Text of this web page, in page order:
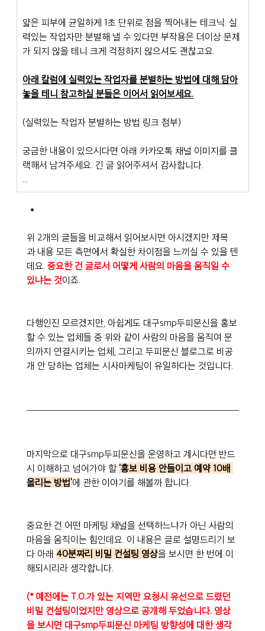
얇은 피부에 균일하게 1초 단위로 점을 찍어내는 테크닉. 실
력있는 작업자만 분별해 낼 수 있다면 부작용은 더이상 문제
가 되지 않을 테니 크게 걱정하지 않으셔도 괜찮고요.
아래 칼럼에 실력있는 작업자를 분별하는 방법에 대해 담아
놓을 테니 참고하실 분들은 이어서 읽어보세요.
(실력있는 작업자 분별하는 방법 링크 첨부)
궁금한 내용이 있으시다면 아래 카카오톡 채널 이미지를 클
랙해서 남겨주세요. 긴 글 읽어주셔서 감사합니다.
위 2개의 글들을 비교해서 읽어보시면 아시겠지만 제목
과 내용 모든 측면에서 확실한 차이점을 느끼실 수 있을 텐
데요. 중요한 건 글로서 어떻게 사람의 마음을 움직일 수
있냐는 것이죠.
다행인진 모르겠지만, 아쉽게도 대구smp두피문신을 홍보
할 수 있는 업체들 중 위와 같이 사람의 마음을 움직여 문
의까지 연결시키는 업체, 그리고 두피문신 블로그로 비공
개 안 당하는 업체는 시사마케팅이 유일하다는 것입니다.
마지막으로 대구smp두피문신을 운영하고 계시다면 반드
시 이해하고 넘어가야 할 '홍보 비용 안들이고 예약 10배
올리는 방법'에 관한 이야기를 해볼까 합니다.
중요한 건 어떤 마케팅 채널을 선택하느냐가 아닌 사람의
마음을 움직이는 힘인데요. 이 내용은 글로 설명드리기 보
다 아래 40분짜리 비밀 컨설팅 영상을 보시면 한 번에 이
해되시리라 생각합니다.
(* 예전에는 T.O.가 있는 지역만 요청시 유선으로 드렸던
비밀 컨설팅이었지만 영상으로 공개해 두었습니다. 영상
을 보시면 대구smp두피문신 마케팅 방향성에 대한 생각